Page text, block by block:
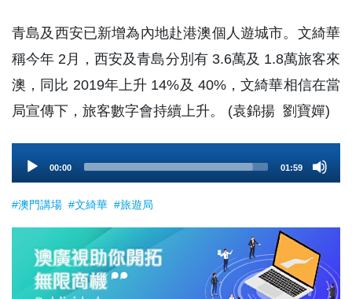
青島及西安已新增為內地赴港澳個人遊城市。文綺華
稱今年 2月，西安及青島分別有 3.6萬及 1.8萬旅客來
澳，同比 2019年上升 14%及 40%，文綺華相信在當
局宣傳下，旅客數字會持續上升。 (袁錦揚 劉寶嬋)
Player
00:00 01:59
#澳門講場 #文綺華 #旅遊局